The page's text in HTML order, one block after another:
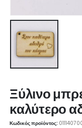
Ξύλινο
καλύτερο
Κωδικός προϊόντος: